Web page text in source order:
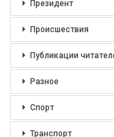
Президент
Происшествия
Публикации
Разное
Спорт
Транспорт